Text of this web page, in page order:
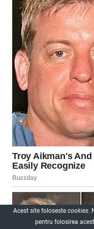
Acest site foloseste cookies.
pentru folosirea